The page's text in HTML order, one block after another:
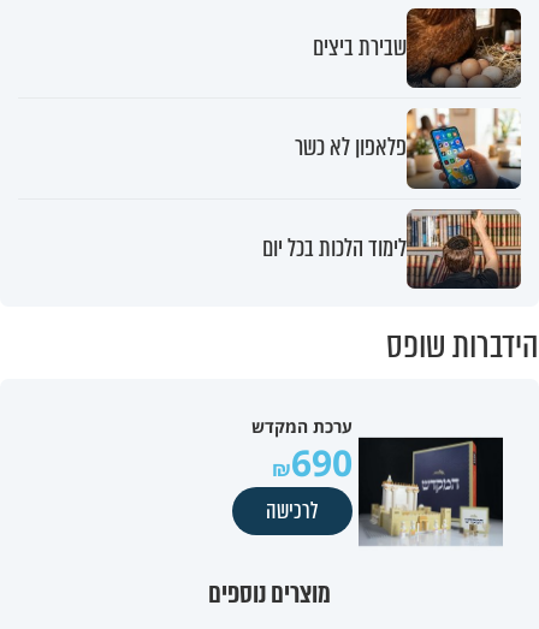
שבירת ביצים
פלאפון לא כשר
לימוד הלכות בכל יום
הידברות שופס
ערכת המקדש
690
לרכישה
מוצרים נוספים